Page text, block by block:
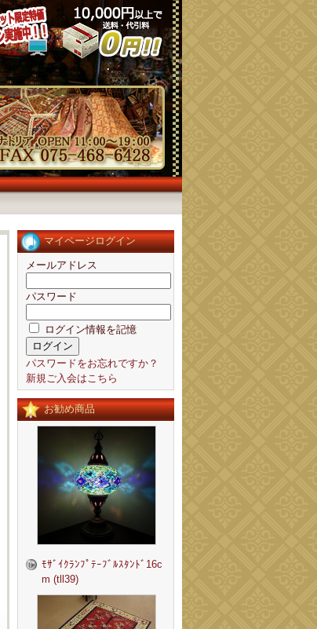
マイページログイン
メールアドレス
パスワード
ログイン情報を記憶
パスワードをお忘れですか？
新規ご入会はこちら
お勧め商品
ﾓｻﾞｲｸﾗﾝﾌﾟﾃｰﾌﾞﾙｽﾀﾝﾄﾞ16c
m (tll39)